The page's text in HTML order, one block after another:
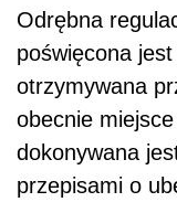
Odrębna
poświęcona
otrzymywana
obecnie
dokonywana
przepisami o